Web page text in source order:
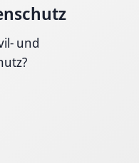
und